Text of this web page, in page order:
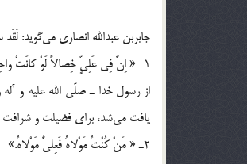
جابربن عبدالله انصاری می‌گوید:
1ـ « اِنَّ فِی عَلِیٍّ خِصالاً لَوْ كانَتْ واحِدَهٌ مِنْها فِی رَجُلٍ اِكْتَفی بِها فَضْلاً وَ شَرَفاً.»
از رسول خدا ـ صلّی الله علیه و
یافت می‌شد، برای فضیلت و شرافت
2ـ « مَنْ كُنْتُ مَوْلاهُ فَعِلیٌّ مَوْلاهُ.»